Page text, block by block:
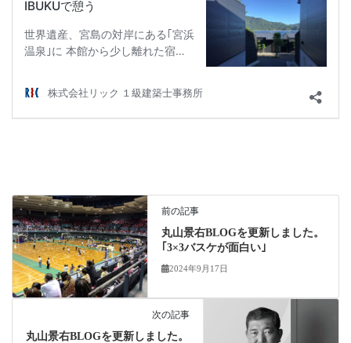
前の記事
丸山景右BLOGを更新しました。
｢3×3バスケが面白い｣
2024年9月17日
次の記事
丸山景右BLOGを更新しました。